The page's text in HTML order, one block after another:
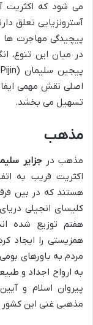
می شود که اکثریت
آسترونزیایی تعلق
پیچیدگی مهاجرت ها
در میان این تنوع،
اصلی نقش مهمی ایفا
تسهیل می بخشد.
مذهب
مذهب درجزایر
هستند که در بین
کلیسای انجیلی
هفتم توزیع شده
مردم به باورهای
به ارواح اجداد و
پیروان اسلام و
مذهبی غنی این کشور